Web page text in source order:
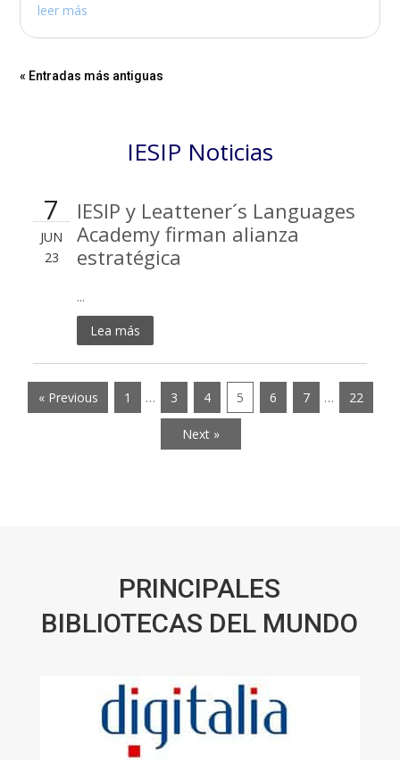
leer más
« Entradas más antiguas
IESIP Noticias
7
JUN
23
IESIP y Leattener´s Languages
Academy firman alianza
estratégica
...
Lea más
« Previous 1 … 3 4 5 6 7 … 22
Next »
PRINCIPALES
BIBLIOTECAS DEL MUNDO